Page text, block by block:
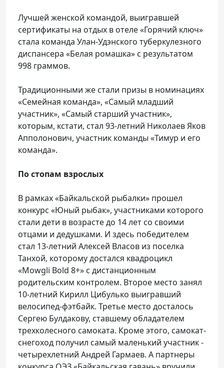
Лучшей женской командой, выигравшей
сертификаты на отдых в отеле «Горячий ключ»
стала команда Улан-Удэнского туберкулезного
диспансера «Белая ромашка» с результатом
998 граммов.
Традиционными же стали призы в номинациях
«Семейная команда», «Самый младший
участник», «Самый старший участник»,
которым, кстати, стал 93-летний Николаев Яков
Апполонович, участник команды «Тимур и его
команда».
По стопам взрослых
В рамках «Байкальской рыбалки» прошел
конкурс «Юный рыбак», участниками которого
стали дети в возрасте до 14 лет со своими
отцами и дедушками. И здесь победителем
стал 13-летний Алексей Власов из поселка
Танхой, которому достался квадроцикл
«Mowgli Bold 8+» с дистанционным
родительским контролем. Второе место занял
10-летний Кирилл Цибулько выигравший
велосипед-фэтбайк. Третье место досталось
Сергею Булдакову, ставшему обладателем
трехколесного самоката. Кроме этого, самокат-
снегоход получил самый маленький участник -
четырехлетний Андрей Гармаев. А партнеры